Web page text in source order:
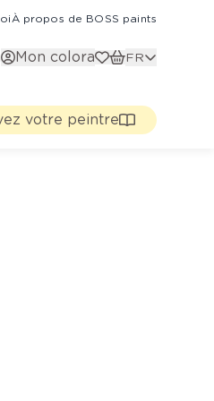
À propos de BOSS paints
Mon colora FR
votre peintre